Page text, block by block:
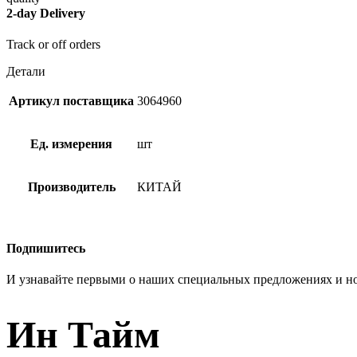
2-day Delivery
Track or off orders
Детали
Артикул поставщика 3064960
Ед. измерения шт
Производитель КИТАЙ
Подпишитесь
И узнавайте первыми о наших специальных предложениях и
Ин Тайм